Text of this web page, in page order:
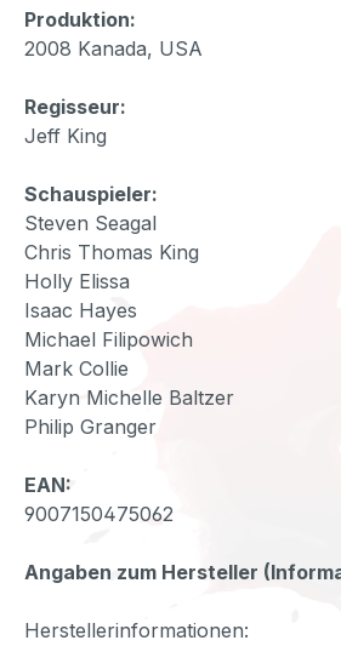
Produktion:
2008 Kanada, USA
Regisseur:
Jeff King
Schauspieler:
Steven Seagal
Chris Thomas King
Holly Elissa
Isaac Hayes
Michael Filipowich
Mark Collie
Karyn Michelle Baltzer
Philip Granger
EAN:
9007150475062
Angaben zum Hersteller
Herstellerinformationen: